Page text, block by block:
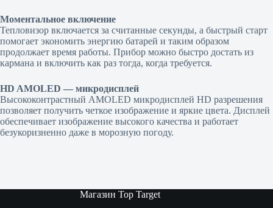
Моментальное включение
Тепловизор включается за считанные секунды, а быстрый старт
помогает экономить энергию батарей и таким образом
продолжает время работы. Прибор можно быстро достать из
кармана и включить как раз тогда, когда требуется.
HD AMOLED — микродисплей
Высококонтрастный AMOLED микродисплей HD разрешения
позволяет получить четкое изображение и яркие цвета. Дисплей
обеспечивает изображение высокого качества и работает
безукоризненно даже в морозную погоду.
Магазин Top Target